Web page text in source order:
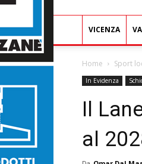
VICENZA
Home Sport
In Evidenza
Il
al